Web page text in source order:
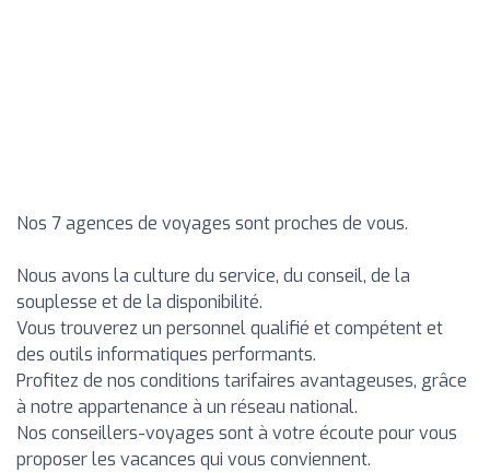
Nos 7 agences de voyages sont proches de vous.
Nous avons la culture du service, du conseil, de la
souplesse et de la disponibilité.
Vous trouverez un personnel qualifié et compétent et
des outils informatiques performants.
Profitez de nos conditions tarifaires avantageuses, grâce
à notre appartenance à un réseau national.
Nos conseillers-voyages sont à votre écoute pour vous
proposer les vacances qui vous conviennent.